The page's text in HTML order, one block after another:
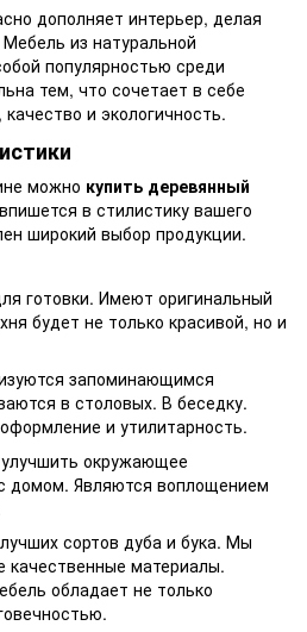
дополняет интерьер, делая
из натуральной
популярностью среди
тем, что сочетает в себе
и экологичность.
можно купить деревянный
в стилистику вашего
широкий выбор продукции.
готовки. Имеют оригинальный
будет не только красивой, но и
запоминающимся
в столовых. В беседку.
и утилитарность.
окружающее
домом. Являются воплощением
сортов дуба и бука. Мы
качественные материалы.
обладает не только